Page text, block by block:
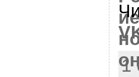
1